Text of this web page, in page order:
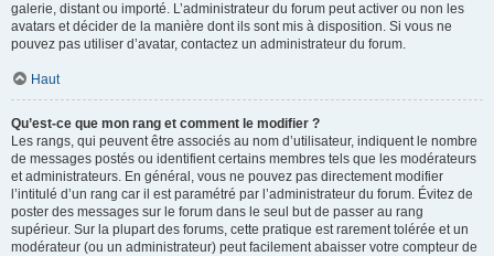
galerie, distant ou importé. L’administrateur du forum peut activer ou non les
avatars et décider de la manière dont ils sont mis à disposition. Si vous ne
pouvez pas utiliser d’avatar, contactez un administrateur du forum.
Haut
Qu’est-ce que mon rang et comment le modifier ?
Les rangs, qui peuvent être associés au nom d’utilisateur, indiquent le nombre
de messages postés ou identifient certains membres tels que les modérateurs
et administrateurs. En général, vous ne pouvez pas directement modifier
l’intitulé d’un rang car il est paramétré par l’administrateur du forum. Évitez de
poster des messages sur le forum dans le seul but de passer au rang
supérieur. Sur la plupart des forums, cette pratique est rarement tolérée et un
modérateur (ou un administrateur) peut facilement abaisser votre compteur de